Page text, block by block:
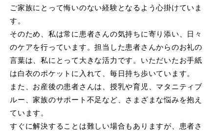
ご家族にとって悔いのない経験となるよう心掛けていま
す。
そのため、私は常に患者さんの気持ちに寄り添い、日々
のケアを行っています。担当した患者さんからのお礼の
言葉は、私にとって大きな活力です。いただいたお手紙
は白衣のポケットに入れて、毎日持ち歩いています。
また、お産後の患者さんは、授乳や育児、マタニティブ
ルー、家族のサポート不足など、さまざまな悩みを抱え
ています。
すぐに解決することは難しい場合もありますが、患者さ